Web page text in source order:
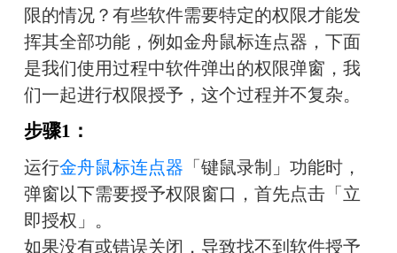
限的情况？有些软件需要特定的权限才能发
挥其全部功能，例如金舟鼠标连点器，下面
是我们使用过程中软件弹出的权限弹窗，我
们一起进行权限授予，这个过程并不复杂。
步骤1：
运行金舟鼠标连点器 「键鼠录制」功能时，
弹窗以下需要授予权限窗口，首先点击「立
即授权」。
如果没有或错误关闭，导致找不到软件授予